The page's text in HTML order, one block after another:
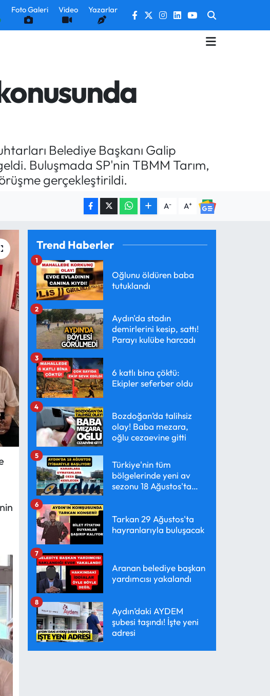
Foto Galeri Video Yazarlar
Belediye Başkanı Galip
Buluşmada SP'nin TBMM Tarım,
gerçekleştirildi.
A- A+
Trend Haberler
Oğlunu öldüren baba
tutuklandı
1
Aydın'da stadın
demirlerini kesip, sattı!
Parayı kulübe harcadı
2
6 katlı bina çöktü:
Ekipler seferber oldu
3
Bozdoğan’da talihsiz
olay! Baba mezara,
oğlu cezaevine gitti
4
Türkiye'nin tüm
bölgelerinde yeni av
sezonu 18 Ağustos'ta
5
Tarkan 29 Ağustos'ta
hayranlarıyla buluşacak
6
Aranan belediye başkan
yardımcısı yakalandı
7
Aydın’daki AYDEM
şubesi taşındı! İşte yeni
adresi
8